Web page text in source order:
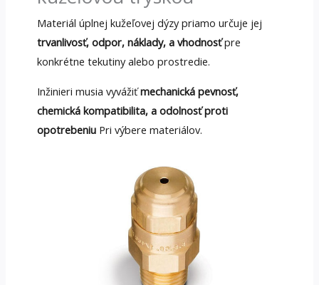
Materiál úplnej kužeľovej dýzy priamo určuje jej
trvanlivosť, odpor, náklady, a vhodnosťpre
konkrétne tekutiny alebo prostredie.
Inžinieri musia vyvážiťmechanická pevnosť,
chemická kompatibilita, a odolnosť proti
opotrebeniuPri výbere materiálov.